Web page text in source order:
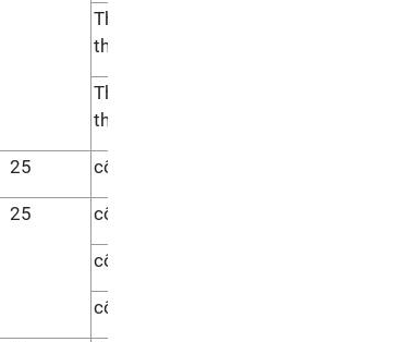
Thời hạn vay ít nhất 48 tháng, ưu đãi 6
tháng đầu
Thời hạn vay ít nhất 48 tháng, ưu đãi 12
tháng đầu
25 cố định 6 tháng đầu
25 cố định 1 năm đầu tiên
cố định 2 năm đầu
cố định 3 năm đầu